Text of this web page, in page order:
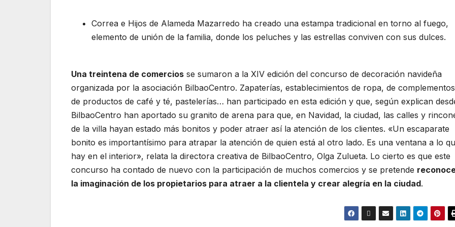
Correa e Hijos de Alameda Mazarredo ha creado una estampa tradicional en torno al fuego,
elemento de unión de la familia, donde los peluches y las estrellas conviven con sus dulces.
Una treintena de comercios se sumaron a la XIV edición del concurso de decoración navideña
organizada por la asociación BilbaoCentro. Zapaterías, establecimientos de ropa, de
de productos de café y té, pastelerías… han participado en esta edición y que, según explican
BilbaoCentro han aportado su granito de arena para que, en Navidad, la ciudad, las calles y
de la villa hayan estado más bonitos y poder atraer así la atención de los clientes. «Un escaparate
bonito es importantísimo para atrapar la atención de quien está al otro lado. Es una ventana a lo
hay en el interior», relata la directora creativa de BilbaoCentro, Olga Zulueta. Lo cierto es que este
concurso ha contado de nuevo con la participación de muchos comercios y se pretende
la imaginación de los propietarios para atraer a la clientela y crear alegría en la ciudad.